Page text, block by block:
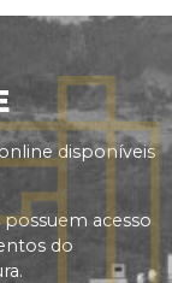
disponíveis
acesso
do